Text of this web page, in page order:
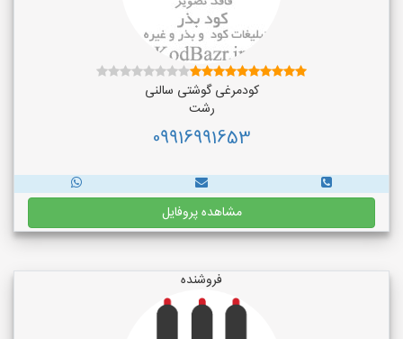
کودمرغی گوشتی سالنی
رشت
09916991653
مشاهده پروفایل
فروشنده